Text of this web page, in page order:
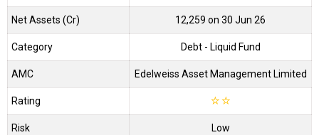
Net Assets (Cr) ₹12,259 on 30 Jun 26
Category Debt - Liquid Fund
AMC Edelweiss Asset Management Limited
Rating ☆☆
Risk Low